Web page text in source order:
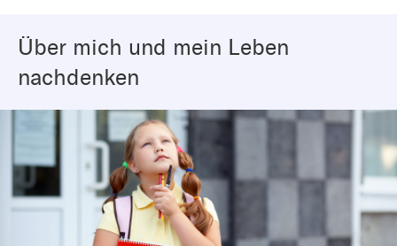
Über mich und mein Leben
nachdenken